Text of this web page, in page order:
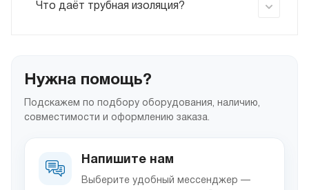
Что даёт трубная изоляция?
Нужна помощь?
Подскажем по подбору оборудования, наличию,
совместимости и оформлению заказа.
Напишите нам
Выберите удобный мессенджер —